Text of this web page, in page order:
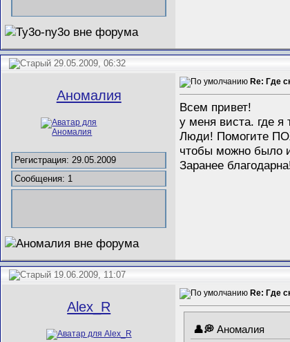
29.05.2009, 06:32
Аномалия
Регистрация: 29.05.2009
Сообщения: 1
Re: Где
Всем привет!
у меня виста. где я
Люди! Помогите
чтобы можно было
Заранее
19.06.2009, 11:07
Alex_R
Re: Где
Аномалия